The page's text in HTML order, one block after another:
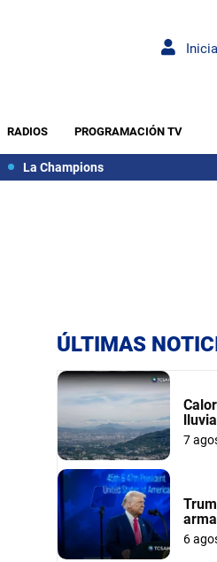
RADIOS PROGRAMACIÓN TV
La Champions
ÚLTIMAS
7
6